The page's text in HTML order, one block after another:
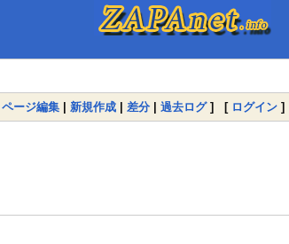
ページ編集 | 新規作成 | 差分 | 過去ログ] [ ログイン ]